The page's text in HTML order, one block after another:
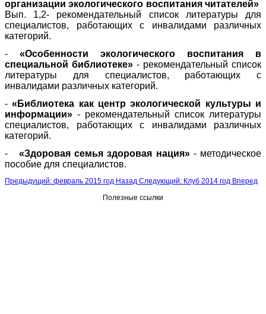
организации экологического воспитания читателей»
Вып. 1,2- рекомендательный список литературы для
специалистов, работающих с инвалидами различных
категорий.
- «Особенности экологического воспитания в
специальной библиотеке» - рекомендательный список
литературы для специалистов, работающих с
инвалидами различных категорий.
-«Библиотека как центр экологической культуры и
информации» - рекомендательный список литературы
специалистов, работающих с инвалидами различных
категорий.
- «Здоровая семья здоровая нация»- методическое
пособие для специалистов.
Предыдущий: февраль 2015 год Назад Следующий: Клуб 2014 год Вперед
Полезные ссылки